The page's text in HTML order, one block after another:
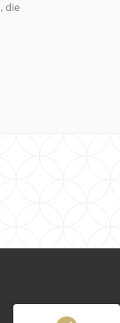
die